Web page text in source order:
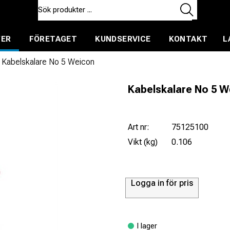
FÖRETAGET KUNDSERVICE KONTAKT
Kabelskalare No 5 Weicon
Kabelskalare No 5
Art nr:
75125100
Vikt (kg)
0.106
Logga in för pris
I lager